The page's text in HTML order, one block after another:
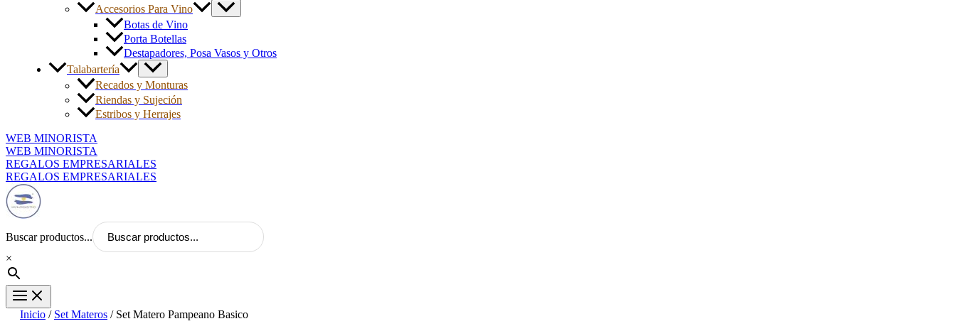
Accesorios Para Vino
Botas de Vino
Porta Botellas
Destapadores, Posa Vasos y Otros
Talabartería
Recados y Monturas
Riendas y Sujeción
Estribos y Herrajes
WEB MINORISTA
WEB MINORISTA
REGALOS EMPRESARIALES
REGALOS EMPRESARIALES
Buscar productos...
×
Inicio / Set Materos / Set Matero Pampeano Basico